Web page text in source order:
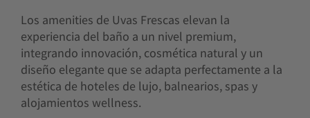
Los amenities de Uvas Frescas elevan la
experiencia del baño a un nivel premium,
integrando innovación, cosmética natural y un
diseño elegante que se adapta perfectamente a la
estética de hoteles de lujo, balnearios, spas y
alojamientos wellness.